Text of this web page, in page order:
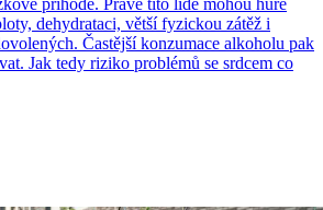
příhodě. Právě tito lidé mohou hůře
dehydrataci, větší fyzickou zátěž i
Častější konzumace alkoholu pak
Jak tedy riziko problémů se srdcem co